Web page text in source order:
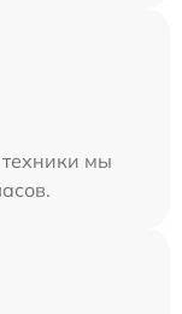
мы